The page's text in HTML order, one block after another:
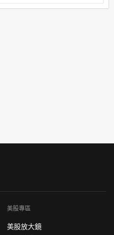
美股專區
美股放大鏡